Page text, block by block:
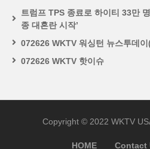
트럼프 TPS 종료로 하이티 33만
종 대혼란 시작’
072626 WKTV 워싱턴 뉴스투데
072626 WKTV 핫이슈
Copyright © 2022 WKTV
HOME Contact